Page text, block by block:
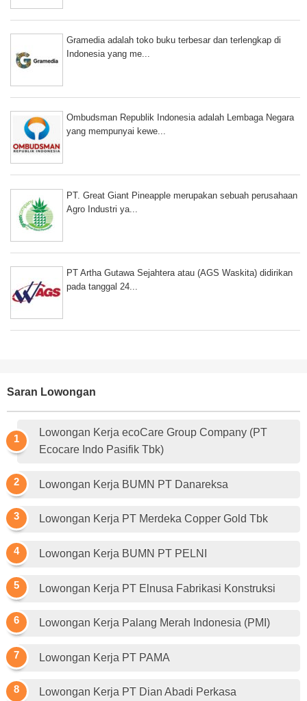
Gramedia adalah toko buku terbesar dan terlengkap di
Indonesia yang me...
Ombudsman Republik Indonesia adalah Lembaga Negara
yang mempunyai kewe...
PT. Great Giant Pineapple merupakan sebuah perusahaan
Agro Industri ya...
PT Artha Gutawa Sejahtera atau (AGS Waskita) didirikan
pada tanggal 24...
Saran Lowongan
Lowongan Kerja ecoCare Group Company (PT
Ecocare Indo Pasifik Tbk)
Lowongan Kerja BUMN PT Danareksa
Lowongan Kerja PT Merdeka Copper Gold Tbk
Lowongan Kerja BUMN PT PELNI
Lowongan Kerja PT Elnusa Fabrikasi Konstruksi
Lowongan Kerja Palang Merah Indonesia (PMI)
Lowongan Kerja PT PAMA
Lowongan Kerja PT Dian Abadi Perkasa